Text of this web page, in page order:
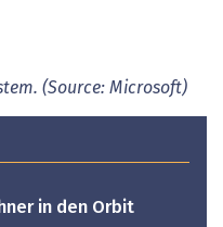
(Source: Microsoft)
in den Orbit